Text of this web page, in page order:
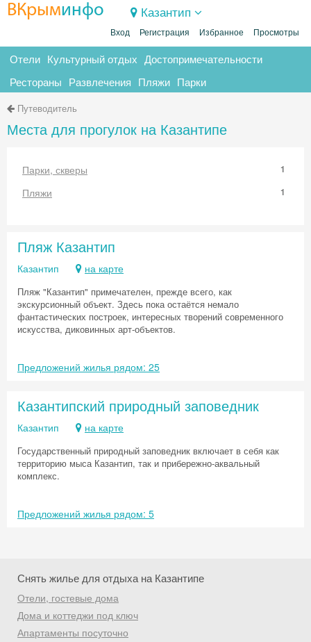
ВКрыминфо Казантип
Вход Регистрация Избранное Просмотры
Отели Культурный отдых Достопримечательности
Рестораны Развлечения Пляжи Парки
Путеводитель
Места для прогулок на Казантипе
Парки, скверы 1
Пляжи 1
Пляж Казантип
Казантип на карте
Пляж "Казантип" примечателен, прежде всего, как
экскурсионный объект. Здесь пока остаётся немало
фантастических построек, интересных творений современного
искусства, диковинных арт-объектов.
Предложений жилья рядом: 25
Казантипский природный заповедник
Казантип на карте
Государственный природный заповедник включает в себя как
территорию мыса Казантип, так и прибережно-аквальный
комплекс.
Предложений жилья рядом: 5
Снять жилье для отдыха на Казантипе
Отели, гостевые дома
Дома и коттеджи под ключ
Апартаменты посуточно
Скидка −5%
Хочешь дешевле? Оставь почту и получи